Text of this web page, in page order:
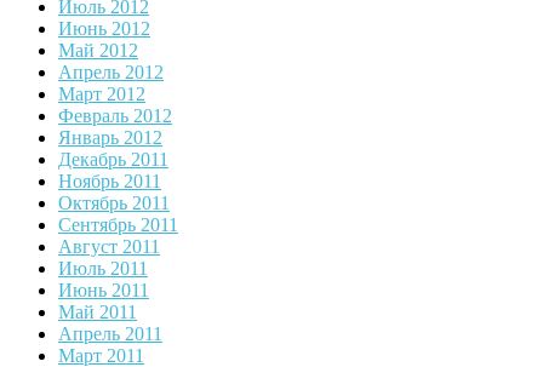
Июль 2012
Июнь 2012
Май 2012
Апрель 2012
Март 2012
Февраль 2012
Январь 2012
Декабрь 2011
Ноябрь 2011
Октябрь 2011
Сентябрь 2011
Август 2011
Июль 2011
Июнь 2011
Май 2011
Апрель 2011
Март 2011